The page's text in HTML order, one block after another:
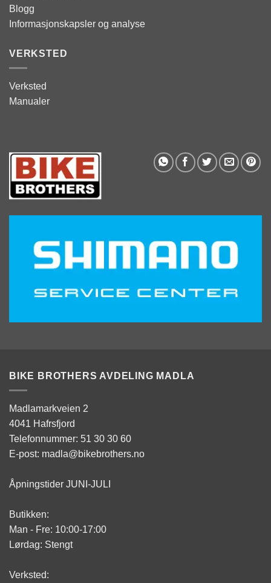
Blogg
Informasjonskapsler og analyse
VERKSTED
Verksted
Manualer
BIKE BROTHERS AVDELING MADLA
Madlamarkveien 2
4041 Hafrsfjord
Telefonnummer: 51 30 30 60
E-post: madla@bikebrothers.no
Åpningstider JUNI-JULI
Butikken:
Man - Fre: 10:00-17:00
Lørdag: Stengt
Verksted: